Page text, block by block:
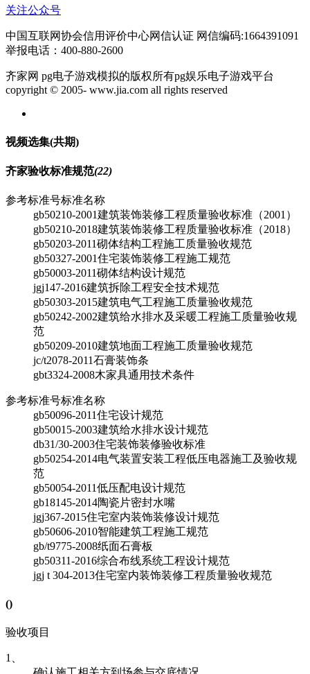
关注公众号
中国互联网协会信用评价中心网信认证 网信编码:1664391091
举报电话：400-880-2600
齐家网 pg电子游戏模拟的版权所有pg娱乐电子游戏平台
copyright © 2005- www.jia.com all rights reserved
视频选集(共期)
齐家验收标准规范(22)
参考标准号标准名称
gb50210-2001建筑装饰装修工程质量验收标准（2001）
gb50210-2018建筑装饰装修工程质量验收标准（2018）
gb50203-2011砌体结构工程施工质量验收规范
gb50327-2001住宅装饰装修工程施工规范
gb50003-2011砌体结构设计规范
jgj147-2016建筑拆除工程安全技术规范
gb50303-2015建筑电气工程施工质量验收规范
gb50242-2002建筑给水排水及采暖工程施工质量验收规
范
gb50209-2010建筑地面工程施工质量验收规范
jc/t2078-2011石膏装饰条
gbt3324-2008木家具通用技术条件
参考标准号标准名称
gb50096-2011住宅设计规范
gb50015-2003建筑给水排水设计规范
db31/30-2003住宅装饰装修验收标准
gb50254-2014电气装置安装工程低压电器施工及验收规
范
gb50054-2011低压配电设计规范
gb18145-2014陶瓷片密封水嘴
jgj367-2015住宅室内装饰装修设计规范
gb50606-2010智能建筑工程施工规范
gb/t9775-2008纸面石膏板
gb50311-2016综合布线系统工程设计规范
jgj t 304-2013住宅室内装饰装修工程质量验收规范
()
验收项目
1、